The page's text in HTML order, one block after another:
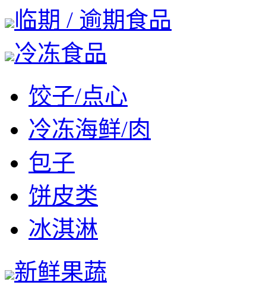
临期 / 逾期食品
冷冻食品
饺子/点心
冷冻海鲜/肉
包子
饼皮类
冰淇淋
新鲜果蔬